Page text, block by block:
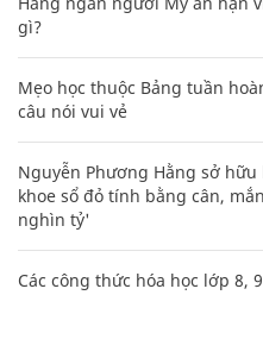
gì?
Mẹo học thuộc Bảng tuần
câu nói vui vẻ
Nguyễn Phương Hằng sở
khoe sổ đỏ tính bằng cân,
nghìn tỷ'
Các công thức hóa học lớp 8,